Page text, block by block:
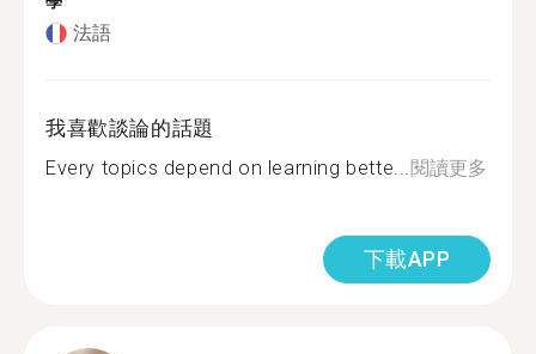
法語
我喜歡談論的話題
Every topics depend on learning bette...閱讀更多
下載APP